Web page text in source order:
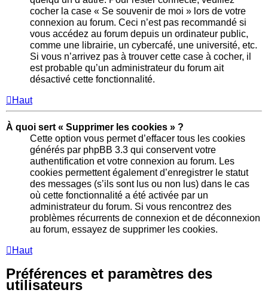
cocher la case « Se souvenir de moi » lors de votre
connexion au forum. Ceci n’est pas recommandé si
vous accédez au forum depuis un ordinateur public,
comme une librairie, un cybercafé, une université, etc.
Si vous n’arrivez pas à trouver cette case à cocher, il
est probable qu’un administrateur du forum ait
désactivé cette fonctionnalité.
Haut
À quoi sert « Supprimer les cookies » ?
Cette option vous permet d’effacer tous les cookies
générés par phpBB 3.3 qui conservent votre
authentification et votre connexion au forum. Les
cookies permettent également d’enregistrer le statut
des messages (s’ils sont lus ou non lus) dans le cas
où cette fonctionnalité a été activée par un
administrateur du forum. Si vous rencontrez des
problèmes récurrents de connexion et de déconnexion
au forum, essayez de supprimer les cookies.
Haut
Préférences et paramètres des
utilisateurs